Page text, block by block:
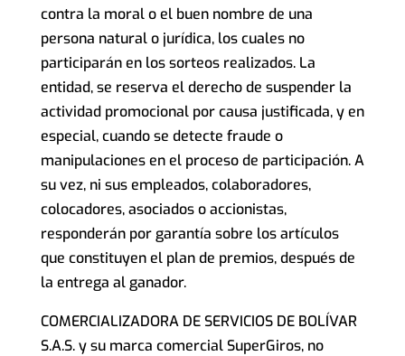
contra la moral o el buen nombre de una
persona natural o jurídica, los cuales no
participarán en los sorteos realizados. La
entidad, se reserva el derecho de suspender la
actividad promocional por causa justificada, y en
especial, cuando se detecte fraude o
manipulaciones en el proceso de participación. A
su vez, ni sus empleados, colaboradores,
colocadores, asociados o accionistas,
responderán por garantía sobre los artículos
que constituyen el plan de premios, después de
la entrega al ganador.
COMERCIALIZADORA DE SERVICIOS DE BOLÍVAR
S.A.S. y su marca comercial SuperGiros, no